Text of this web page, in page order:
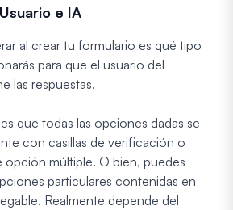
e IA
al crear tu formulario es qué tipo
para que el usuario del
las respuestas.
que todas las opciones dadas se
con casillas de verificación o
múltiple. O bien, puedes
particulares contenidas en
Realmente depende del